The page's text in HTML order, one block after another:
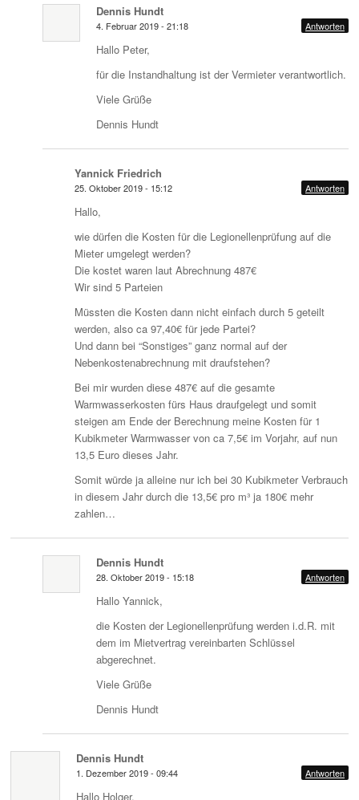
Dennis Hundt
4. Februar 2019 - 21:18 Antworten
Hallo Peter,
für die Instandhaltung ist der Vermieter verantwortlich.
Viele Grüße
Dennis Hundt
Yannick Friedrich
25. Oktober 2019 - 15:12 Antworten
Hallo,
wie dürfen die Kosten für die Legionellenprüfung auf die
Mieter umgelegt werden?
Die kostet waren laut Abrechnung 487€
Wir sind 5 Parteien
Müssten die Kosten dann nicht einfach durch 5 geteilt
werden, also ca 97,40€ für jede Partei?
Und dann bei “Sonstiges” ganz normal auf der
Nebenkostenabrechnung mit draufstehen?
Bei mir wurden diese 487€ auf die gesamte
Warmwasserkosten fürs Haus draufgelegt und somit
steigen am Ende der Berechnung meine Kosten für 1
Kubikmeter Warmwasser von ca 7,5€ im Vorjahr, auf nun
13,5 Euro dieses Jahr.
Somit würde ja alleine nur ich bei 30 Kubikmeter Verbrauch
in diesem Jahr durch die 13,5€ pro m³ ja 180€ mehr
zahlen…
Dennis Hundt
28. Oktober 2019 - 15:18 Antworten
Hallo Yannick,
die Kosten der Legionellenprüfung werden i.d.R. mit
dem im Mietvertrag vereinbarten Schlüssel
abgerechnet.
Viele Grüße
Dennis Hundt
Dennis Hundt
1. Dezember 2019 - 09:44 Antworten
Hallo Holger,